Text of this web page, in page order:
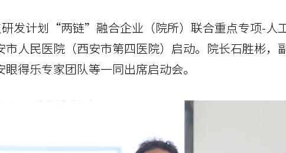
发计划“两链”融合企业（院所）联合重点专项-人
市人民医院（西安市第四医院）启动。院长石胜彬，
得乐专家团队等一同出席启动会。